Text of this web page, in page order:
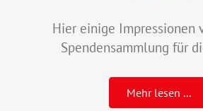
Hier einige Impressionen
Spendensammlung für
Mehr lesen ...